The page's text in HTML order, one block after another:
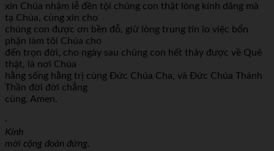
xin Chúa nhậm lễ đền tội chúng con thật lòng kính dâng mà
tạ Chúa, cùng xin cho
chúng con được ơn bền đỗ, giữ lòng trung tín lo việc bổn
phận làm tôi Chúa cho
đến trọn đời, cho ngày sau chúng con hết thảy được về Quê
thật, là nơi Chúa
hằng sống hằng trị cùng Đức Chúa Cha, và Đức Chúa Thánh
Thần đời đời chẳng
cùng. Amen.
·
Kính
mời cộng đoàn đứng.